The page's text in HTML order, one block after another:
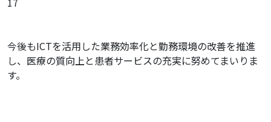
今後もICTを活用した業務効率化と勤務環境の改善を推進
し、医療の質向上と患者サービスの充実に努めてまいりま
す。